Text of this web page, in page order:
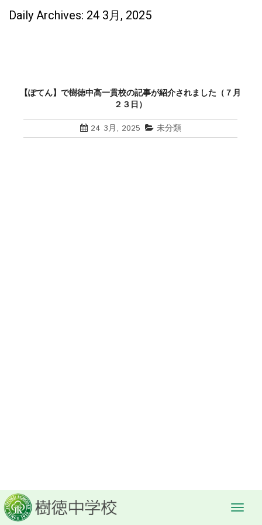
Daily Archives: 24 3月, 2025
【ぽてん】で樹徳中高一貫校の記事が紹介されました（７月
２３日）
24 3月, 2025 未分類